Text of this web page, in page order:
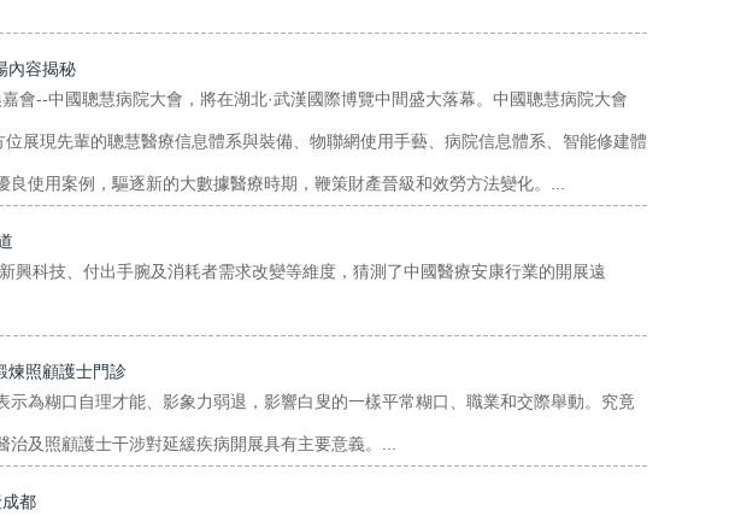
內容揭秘
會--中國聰慧病院大會，將在湖北·武漢國際博覽中間盛大落幕。中國聰慧病院大會
展現先輩的聰慧醫療信息體系與裝備、物聯網使用手藝、病院信息體系、智能修建體
使用案例，驅逐新的大數據醫療時期，鞭策財產晉級和效勞方法變化。...
興科技、付出手腕及消耗者需求改變等維度，猜測了中國醫療安康行業的開展遠
煉照顧護士門診
為糊口自理才能、影象力弱退，影響白叟的一樣平常糊口、職業和交際舉動。究竟
及照顧護士干涉對延緩疾病開展具有主要意義。...
都